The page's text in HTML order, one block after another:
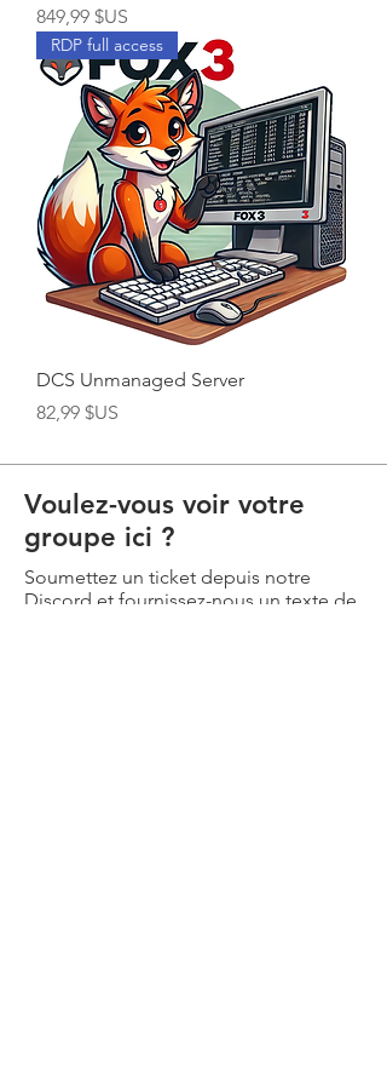
Prix
849,99 $US
RDP full access
DCS Unmanaged Server
Prix
82,99 $US
Voulez-vous voir votre
groupe ici ?
Soumettez un ticket depuis notre
Discord et fournissez-nous un texte de